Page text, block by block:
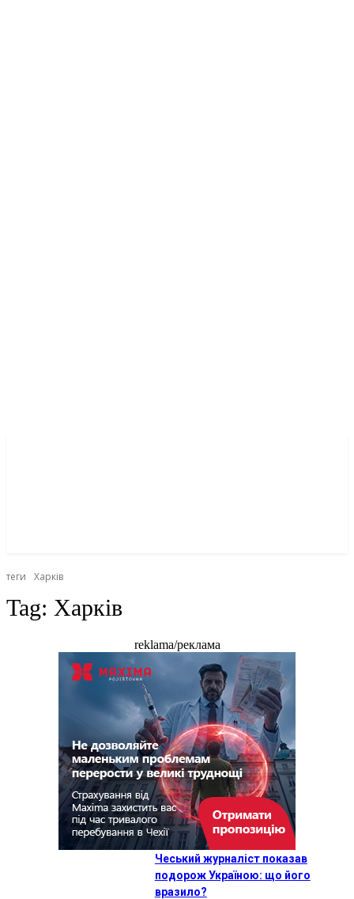
теги Харків
Tag: Харків
reklama/реклама
Чеський журналіст показав
подорож Україною: що його
вразило?